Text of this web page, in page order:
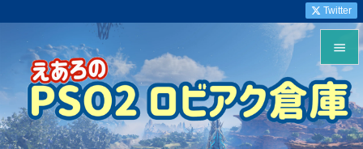


メニュ

サイド
Twitter